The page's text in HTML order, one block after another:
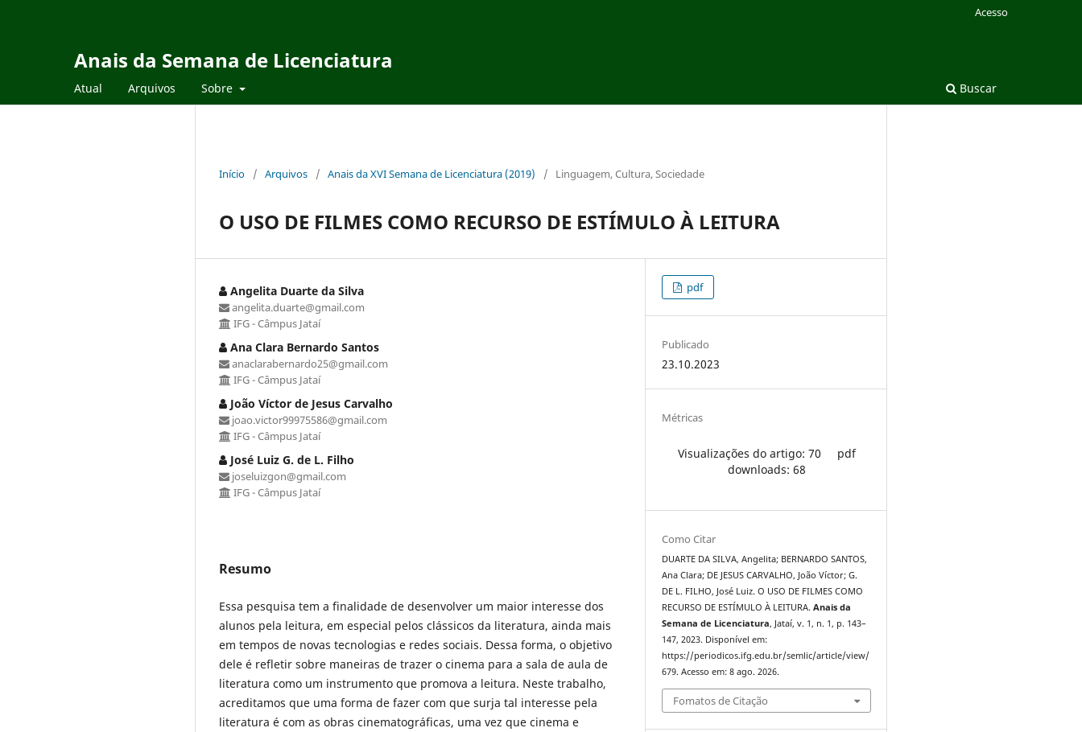
Anais da Semana de Licenciatura
Atual Arquivos Sobre Buscar
Acesso
Início / Arquivos / Anais da XVI Semana de Licenciatura (2019) / Linguagem, Cultura, Sociedade
O USO DE FILMES COMO RECURSO DE ESTÍMULO À LEITURA
Angelita Duarte da Silva
angelita.duarte@gmail.com
IFG - Câmpus Jataí
Ana Clara Bernardo Santos
anaclarabernardo25@gmail.com
IFG - Câmpus Jataí
João Víctor de Jesus Carvalho
joao.victor99975586@gmail.com
IFG - Câmpus Jataí
José Luiz G. de L. Filho
joseluizgon@gmail.com
IFG - Câmpus Jataí
Resumo
Essa pesquisa tem a finalidade de desenvolver um maior interesse dos
alunos pela leitura, em especial pelos clássicos da literatura, ainda mais
em tempos de novas tecnologias e redes sociais. Dessa forma, o objetivo
dele é refletir sobre maneiras de trazer o cinema para a sala de aula de
literatura como um instrumento que promova a leitura. Neste trabalho,
acreditamos que uma forma de fazer com que surja tal interesse pela
literatura é com as obras cinematográficas, uma vez que cinema e
pdf
Publicado
23.10.2023
Métricas
Visualizações do artigo: 70
pdf
downloads: 68
Como Citar
DUARTE DA SILVA, Angelita; BERNARDO SANTOS,
Ana Clara; DE JESUS CARVALHO, João Víctor; G.
DE L. FILHO, José Luiz. O USO DE FILMES COMO
RECURSO DE ESTÍMULO À LEITURA.Anais da
Semana de Licenciatura, Jataí, v. 1, n. 1, p. 143–
147, 2023. Disponível em:
https://periodicos.ifg.edu.br/semlic/article/view/
679. Acesso em: 8 ago. 2026.
Fomatos de Citação